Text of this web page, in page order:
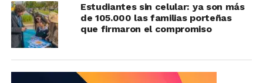
Estudiantes sin celular: ya son más
de 105.000 las familias porteñas
que firmaron el compromiso